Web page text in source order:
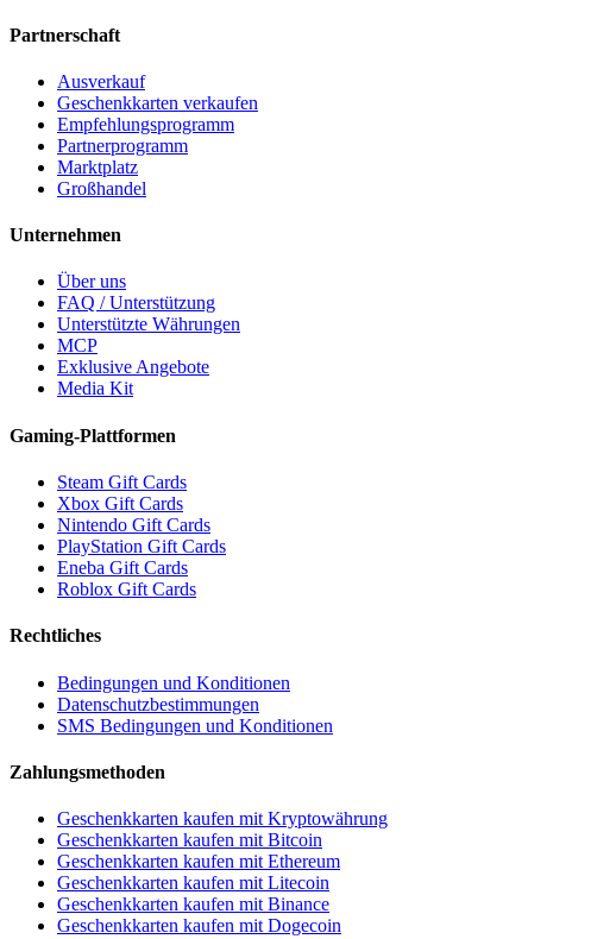
Partnerschaft
Ausverkauf
Geschenkkarten verkaufen
Empfehlungsprogramm
Partnerprogramm
Marktplatz
Großhandel
Unternehmen
Über uns
FAQ / Unterstützung
Unterstützte Währungen
MCP
Exklusive Angebote
Media Kit
Gaming-Plattformen
Steam Gift Cards
Xbox Gift Cards
Nintendo Gift Cards
PlayStation Gift Cards
Eneba Gift Cards
Roblox Gift Cards
Rechtliches
Bedingungen und Konditionen
Datenschutzbestimmungen
SMS Bedingungen und Konditionen
Zahlungsmethoden
Geschenkkarten kaufen mit Kryptowährung
Geschenkkarten kaufen mit Bitcoin
Geschenkkarten kaufen mit Ethereum
Geschenkkarten kaufen mit Litecoin
Geschenkkarten kaufen mit Binance
Geschenkkarten kaufen mit Dogecoin